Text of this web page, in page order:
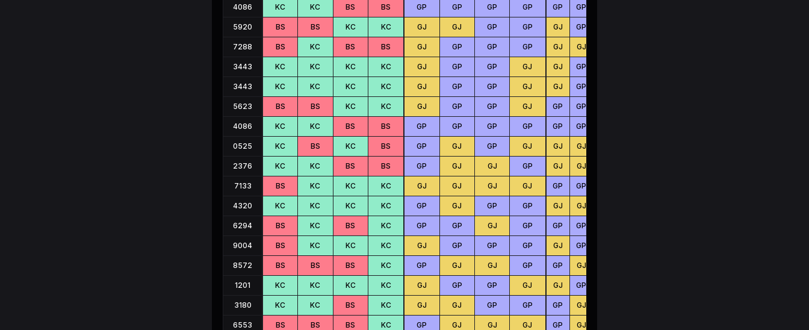
4086
5920
7288
3443
3443
5623
4086
0525
2376
7133
4320
6294
9004
8572
1201
3180
6553
KC KC BS BS
BS BS KC KC
BS KC BS BS
KC KC KC KC
KC KC KC KC
BS BS KC KC
KC KC BS BS
KC BS KC BS
KC KC BS BS
BS KC KC KC
KC KC KC KC
BS KC BS KC
BS KC KC KC
BS BS BS KC
KC KC KC KC
KC KC BS KC
BS BS BS KC
GP GP GP GP
GJ GJ GP GP
GJ GP GP GP
GJ GP GP GJ
GJ GP GP GJ
GJ GP GP GJ
GP GP GP GP
GP GJ GP GJ
GP GJ GJ GP
GJ GJ GJ GJ
GP GJ GP GP
GP GP GJ GP
GJ GP GP GP
GP GJ GJ GP
GJ GP GP GJ
GJ GJ GP GP
GP GJ GJ GJ
GP GP
GJ GP
GJ GJ
GJ GP
GJ GP
GP GP
GP GP
GJ GJ
GJ GJ
GP GP
GJ GJ
GP GP
GJ GP
GP GJ
GJ GP
GP GJ
GP GJ